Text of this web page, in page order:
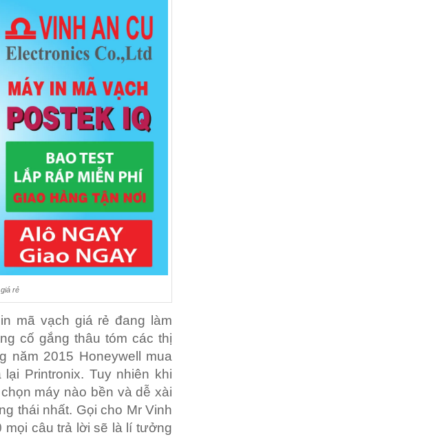
rẻ
mã vạch giá rẻ đang làm
cố gắng thâu tóm các thị
năm 2015 Honeywell mua
Printronix. Tuy nhiên khi
máy nào bền và dễ xài
thái nhất. Gọi cho Mr Vinh
mọi câu trả lời sẽ là lí tưởng